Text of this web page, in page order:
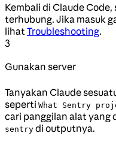
Kembali di Claude
terhubung. Jika masuk
lihat Troubleshooting.
3
Gunakan server
Tanyakan Claude
seperti What Sentry
cari panggilan alat yang
sentry di outputnya.